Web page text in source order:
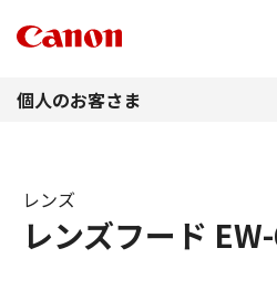
個人のお客さま
レンズフード
レンズ